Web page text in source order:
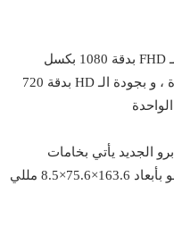
يدعم الهاتف تصوير الفيديوهات بجودة الـ FHD بدقة 1080 بكسل
بمعدل إلتقاط 30 إطار في الثانية الواحدة ، و بجودة الـ HD بدقة 720
سمارت 8 برو الجديد يأتي بخامات
زجاجية مع إطار جانبي من البلاستيك و هو بأبعاد 163.6×75.6×8.5 مللي